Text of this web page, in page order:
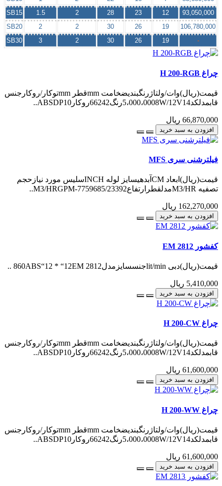
93,050,000
12
23
28
2
1.5
SB15
106,780,000
19
26
30
2
2
SB20
-
19
26
30
2
3
SB30
چراغ H 200-RGB
قیمت(ریال)وات/ولتاژرنگبندیضخامت mmقطر mmتوکار/روکارجنس
قابمدلکد5،000،0008W/12V14رنگ66242روکارABSDP10..
66,870,000 ریال
افزودن به سبد خرید
فیلترشنی سری MFS
قیمت(ریال)ابعاد CMآبدهیسایز لوله INCHسلیس مورد نیازحجم
تصفیه M3/HRمدلقطرارتفاعM3/HRGPM-7759685/23392..
162,270,000 ریال
افزودن به سبد خرید
کفشور EM 2812
قیمت(ریال)دبی lit/minجنسسایزمدل860ABS“12 * “12EM 2812 ..
5,410,000 ریال
افزودن به سبد خرید
چراغ H 200-CW
قیمت(ریال)وات/ولتاژرنگبندیضخامت mmقطر mmتوکار/روکارجنس
قابمدلکد5،000،0008W/12V14رنگ66242روکارABSDP10..
61,600,000 ریال
افزودن به سبد خرید
چراغ H 200-WW
قیمت(ریال)وات/ولتاژرنگبندیضخامت mmقطر mmتوکار/روکارجنس
قابمدلکد5،000،0008W/12V14رنگ66242روکارABSDP10..
61,600,000 ریال
افزودن به سبد خرید